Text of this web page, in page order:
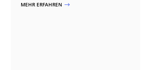
MEHR ERFAHREN $